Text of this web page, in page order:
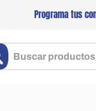
Programa tus
productos...